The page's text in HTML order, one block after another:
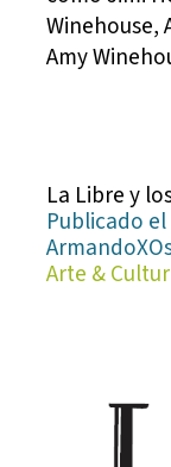
Winehouse,
Amy
La Libre y
Publicado
Arte &